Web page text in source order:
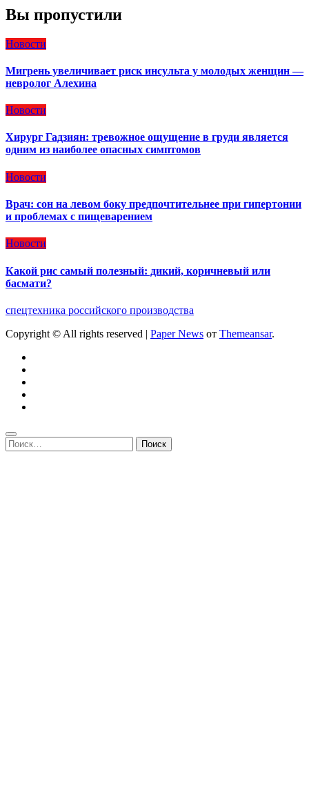
Вы пропустили
Новости
Мигрень увеличивает риск инсульта у молодых женщин —
невролог Алехина
Новости
Хирург Гадзиян: тревожное ощущение в груди является
одним из наиболее опасных симптомов
Новости
Врач: сон на левом боку предпочтительнее при гипертонии
и проблемах с пищеварением
Новости
Какой рис самый полезный: дикий, коричневый или
басмати?
спецтехника российского производства
Copyright © All rights reserved | Paper News от Themeansar.
Найти: